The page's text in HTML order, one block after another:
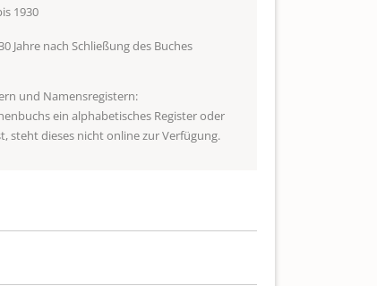
1930
Jahre nach Schließung des Buches
und Namensregistern:
ein alphabetisches Register oder
steht dieses nicht online zur Verfügung.